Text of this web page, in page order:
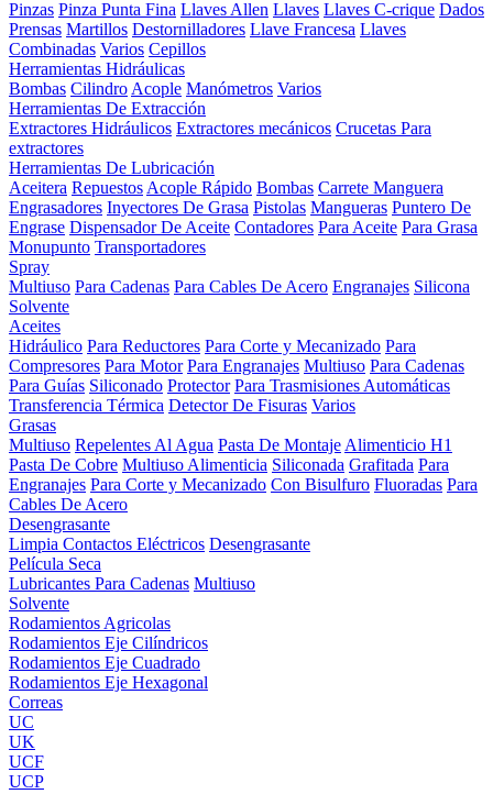
Pinzas Pinza Punta Fina Llaves Allen Llaves Llaves C-crique Dados
Prensas Martillos Destornilladores Llave Francesa Llaves
Combinadas Varios Cepillos
Herramientas Hidráulicas
Bombas Cilindro Acople Manómetros Varios
Herramientas De Extracción
Extractores Hidráulicos Extractores mecánicos Crucetas Para
extractores
Herramientas De Lubricación
Aceitera Repuestos Acople Rápido Bombas Carrete Manguera
Engrasadores Inyectores De Grasa Pistolas Mangueras Puntero De
Engrase Dispensador De Aceite Contadores Para Aceite Para Grasa
Monupunto Transportadores
Spray
Multiuso Para Cadenas Para Cables De Acero Engranajes Silicona
Solvente
Aceites
Hidráulico Para Reductores Para Corte y Mecanizado Para
Compresores Para Motor Para Engranajes Multiuso Para Cadenas
Para Guías Siliconado Protector Para Trasmisiones Automáticas
Transferencia Térmica Detector De Fisuras Varios
Grasas
Multiuso Repelentes Al Agua Pasta De Montaje Alimenticio H1
Pasta De Cobre Multiuso Alimenticia Siliconada Grafitada Para
Engranajes Para Corte y Mecanizado Con Bisulfuro Fluoradas Para
Cables De Acero
Desengrasante
Limpia Contactos Eléctricos Desengrasante
Película Seca
Lubricantes Para Cadenas Multiuso
Solvente
Rodamientos Agricolas
Rodamientos Eje Cilíndricos
Rodamientos Eje Cuadrado
Rodamientos Eje Hexagonal
Correas
UC
UK
UCF
UCP